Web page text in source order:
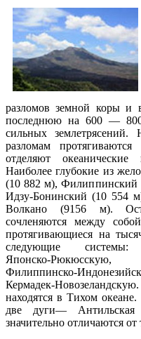
разломов земной коры и
последнюю на 600 —
сильных
разломам
отделяют
Наиболее глубокие из
(10 882 м), Филиппинский
Идзу-Бонинский (10 554
Волкано (9156 м).
сочленяются между
протягивающиеся на
следующие системы:
Японско-
Филиппинско-
Кермадек-
находятся в Тихом
две дуги—
значительно отличаются от